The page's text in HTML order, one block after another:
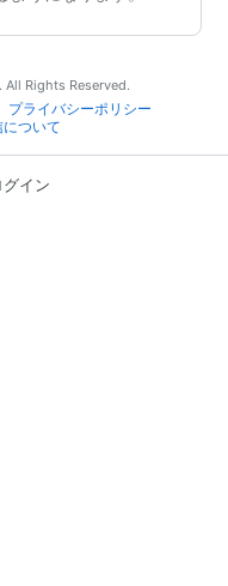
Rights Reserved.
プライバシーポリシー
ついて
グイン